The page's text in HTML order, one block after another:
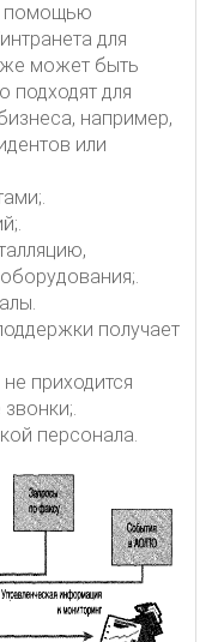
помощью
для
может быть
подходят для
например,
или
получает
приходится
персонала.